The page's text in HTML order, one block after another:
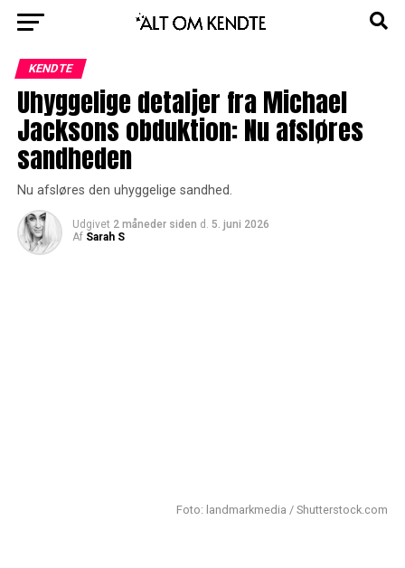
KENDTE
Uhyggelige detaljer fra Michael
Jacksons obduktion: Nu afsløres
sandheden
Nu afsløres den uhyggelige sandhed.
Udgivet 2 måneder siden d. 5. juni 2026
Af Sarah S
Foto: landmarkmedia / Shutterstock.com